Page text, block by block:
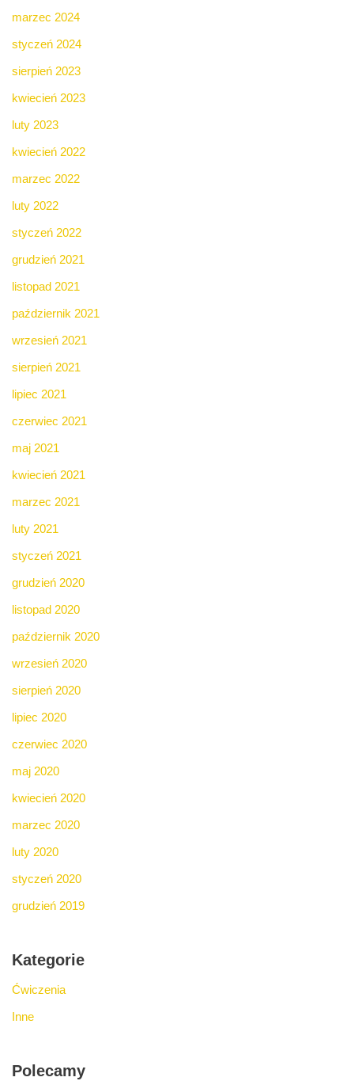
marzec 2024
styczeń 2024
sierpień 2023
kwiecień 2023
luty 2023
kwiecień 2022
marzec 2022
luty 2022
styczeń 2022
grudzień 2021
listopad 2021
październik 2021
wrzesień 2021
sierpień 2021
lipiec 2021
czerwiec 2021
maj 2021
kwiecień 2021
marzec 2021
luty 2021
styczeń 2021
grudzień 2020
listopad 2020
październik 2020
wrzesień 2020
sierpień 2020
lipiec 2020
czerwiec 2020
maj 2020
kwiecień 2020
marzec 2020
luty 2020
styczeń 2020
grudzień 2019
Kategorie
Ćwiczenia
Inne
Polecamy